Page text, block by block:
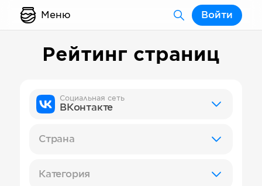
Меню Войти
Рейтинг страниц
Социальная сеть
ВКонтакте
Страна
Категория